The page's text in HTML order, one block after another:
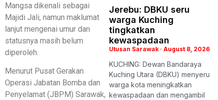
Mangsa dikenali sebagai
Majidi Jali, namun maklumat
lanjut mengenai umur dan
statusnya masih belum
diperoleh.
Menurut Pusat Gerakan
Operasi Jabatan Bomba dan
Penyelamat (JBPM) Sarawak,
Jerebu: DBKU seru
warga Kuching
tingkatkan
kewaspadaan
Utusan Sarawak August 8, 2026
KUCHING: Dewan Bandaraya
Kuching Utara (DBKU) menyeru
warga kota meningkatkan
kewaspadaan dan mengambil